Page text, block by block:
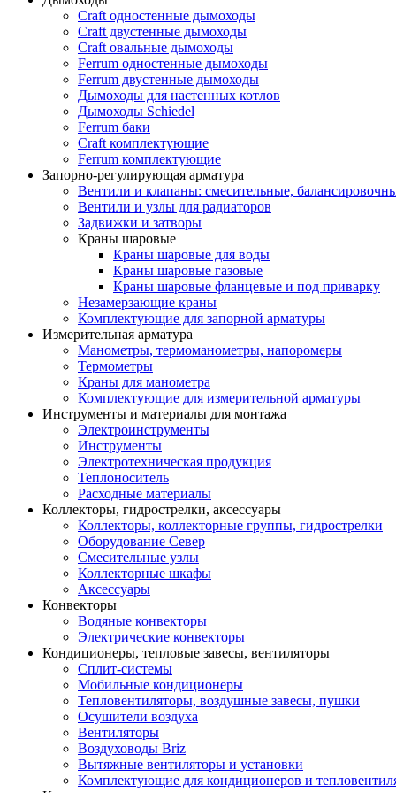
Craft одностенные дымоходы
Craft двустенные дымоходы
Craft овальные дымоходы
Ferrum одностенные дымоходы
Ferrum двустенные дымоходы
Дымоходы для настенных котлов
Дымоходы Schiedel
Ferrum баки
Craft комплектующие
Ferrum комплектующие
Запорно-регулирующая арматура
Вентили и клапаны: смесительные,
Вентили и узлы для радиаторов
Задвижки и затворы
Краны шаровые
Краны шаровые для воды
Краны шаровые газовые
Краны шаровые фланцевые и под приварку
Незамерзающие краны
Комплектующие для запорной арматуры
Измерительная арматура
Манометры, термоманометры, напоромеры
Термометры
Краны для манометра
Комплектующие для измерительной арматуры
Инструменты и материалы для монтажа
Электроинструменты
Инструменты
Электротехническая продукция
Теплоноситель
Расходные материалы
Коллекторы, гидрострелки, аксессуары
Коллекторы, коллекторные группы, гидрострелки
Оборудование Север
Смесительные узлы
Коллекторные шкафы
Аксессуары
Конвекторы
Водяные конвекторы
Электрические конвекторы
Кондиционеры, тепловые завесы, вентиляторы
Сплит-системы
Мобильные кондиционеры
Тепловентиляторы, воздушные завесы, пушки
Осушители воздуха
Вентиляторы
Воздуховоды Briz
Вытяжные вентиляторы и установки
Комплектующие для кондиционеров и